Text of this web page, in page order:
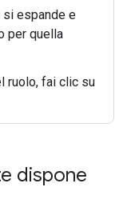
si espande e
per quella
ruolo, fai clic su
dispone